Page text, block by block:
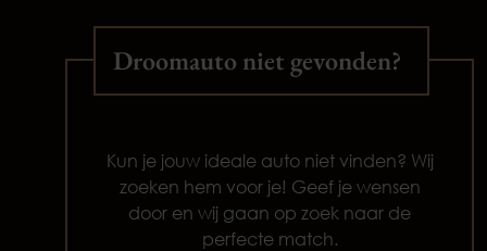
Droomauto niet gevonden?
Kun je jouw ideale auto niet vinden? Wij
zoeken hem voor je! Geef je wensen
door en wij gaan op zoek naar de
perfecte match.